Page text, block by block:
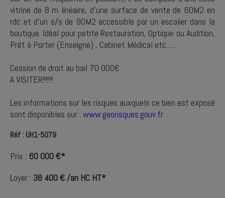
vitrine de 8 m linéaire, d'une surface de vente de 60M2 en
rdc et d'un s/s de 90M2 accessible par un escalier dans la
boutique. Idéal pour petite Restauration, Optique ou Audition,
Prêt à Porter (Enseigne) , Cabinet Médical etc......
Cession de droit au bail 70 000€.
A VISITER!!!!!!!
Les informations sur les risques auxquels ce bien est exposé
sont disponibles sur : www.georisques.gouv.fr
Réf : UH1-5079
Prix : 60 000 €*
Loyer : 38 400 € /an HC HT*